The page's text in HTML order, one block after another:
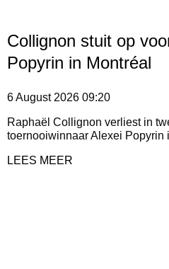
Collignon stuit op
Popyrin in Montréal
6 August 2026 09:20
Raphaël Collignon verliest in
toernooiwinnaar Alexei Popyrin
LEES MEER